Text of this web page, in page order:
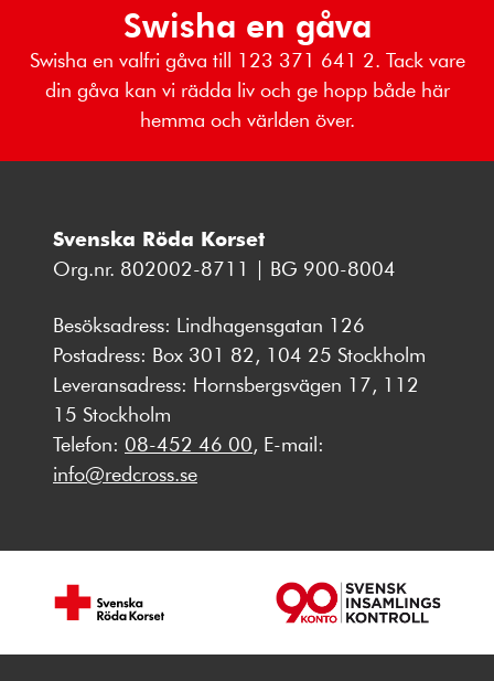
Swisha en gåva
Swisha en valfri gåva till 123 371 641 2. Tack vare
din gåva kan vi rädda liv och ge hopp både här
hemma och världen över.
Svenska Röda Korset
Org.nr. 802002-8711 | BG 900-8004
Besöksadress: Lindhagensgatan 126
Postadress: Box 301 82, 104 25 Stockholm
Leveransadress: Hornsbergsvägen 17, 112
15 Stockholm
Telefon: 08-452 46 00, E-mail:
info@redcross.se